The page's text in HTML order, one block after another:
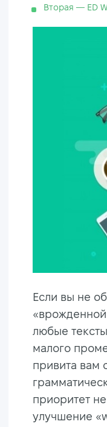
Вторая — ED
Если вы не
«врожденной
любые
малого
привита вам
приоритет
улучшение